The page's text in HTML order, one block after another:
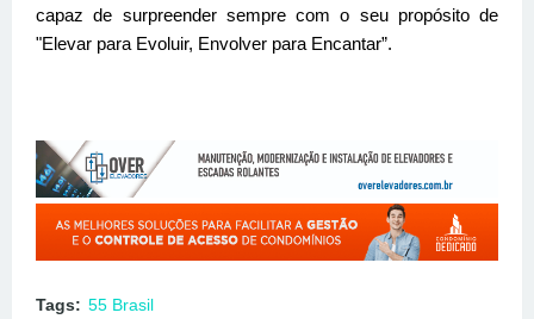
capaz de surpreender sempre com o seu propósito de
"Elevar para Evoluir, Envolver para Encantar”.
Tags: 55 Brasil